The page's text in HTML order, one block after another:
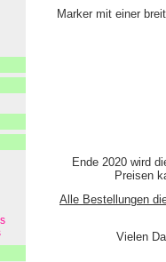
Marker mit einer
Ende 2020 wird
Preisen
Alle Bestellungen
Vielen